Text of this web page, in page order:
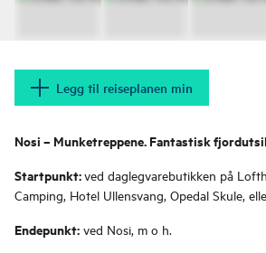
Legg til reiseplanen min
Nosi – Munketreppene. Fantastisk
Startpunkt:ved daglegvarebutikken på
Camping, Hotel Ullensvang, Opedal Skule,
Endepunkt: ved Nosi, m o h.